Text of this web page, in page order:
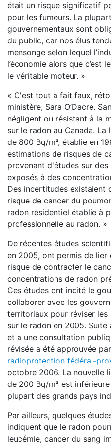
était un risque significatif
pour les fumeurs. La
gouvernementaux sont
du public, car nos élus
mensonge selon lequel
l’économie alors que c’est
le véritable moteur. »
« C'est tout à fait faux,
ministère, Sara O’Dacre.
négligent ou résistant à la
sur le radon au Canada.
de 800 Bq/m³, établie en
estimations de risques de
provenant d'études sur
exposés à des
Des incertitudes existaient
risque de cancer du
radon résidentiel établie à
professionnelle au radon. »
De récentes études
en 2005, ont permis de lier
risque de contracter le
concentrations de radon
Ces études ont incité le
collaborer avec les
territoriaux pour réviser
sur le radon en 2005.
et à une consultation
révisée a été approuvée
radioprotection fédéral-
octobre 2006. La nouvelle
de 200 Bq/m³ est
plupart des grands pays
Par ailleurs, quelques
indiquent que le radon
leucémie, cancer du sang